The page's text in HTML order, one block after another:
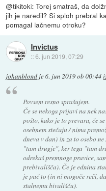
@tikitoki: Torej smatraš, da
jih je naredil? Si sploh prebral
pomagal lačnemu otroku?
Invictus
::6. jun 2019, 07:29
johanblond je6. jun 2019 ob 00:44
Povsem resno sprašujem.
Če se nekoga prijavi na nek
pošto, kako je to prevara, če
osebnem stečaju / nima
dneva v dan) in za to osebo
"tam drugje", ker tega "tam
odrekaš premnoge pravice,
prebivališča). Če je ednina
je pač to (in ni mogoče reči,
stalnemu bivališču).